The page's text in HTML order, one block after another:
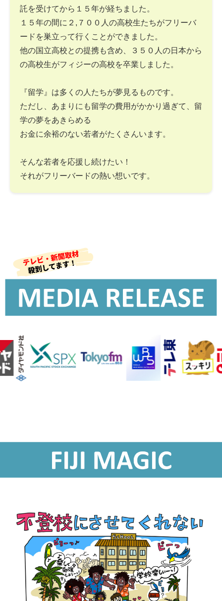
託を受けてから１５年が経ちました。
１５年の間に２,７００人の高校生たちがフリーバ
ードを巣立って行くことができました。
他の国立高校との提携も含め、３５０人の日本から
の高校生がフィジーの高校を卒業しました。
『留学』は多くの人たちが夢見るものです。
ただし、あまりにも留学の費用がかかり過ぎて、留
学の夢をあきらめる
お金に余裕のない若者がたくさんいます。
そんな若者を応援し続けたい！
それがフリーバードの熱い想いです。